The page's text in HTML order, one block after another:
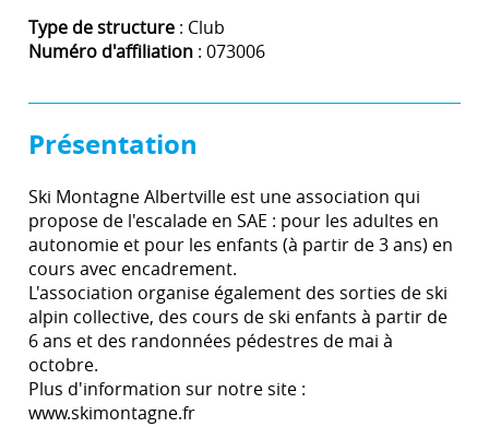
Type de structure : Club
Numéro d'affiliation : 073006
Présentation
Ski Montagne Albertville est une association qui
propose de l'escalade en SAE : pour les adultes en
autonomie et pour les enfants (à partir de 3 ans) en
cours avec encadrement.
L'association organise également des sorties de ski
alpin collective, des cours de ski enfants à partir de
6 ans et des randonnées pédestres de mai à
octobre.
Plus d'information sur notre site :
www.skimontagne.fr